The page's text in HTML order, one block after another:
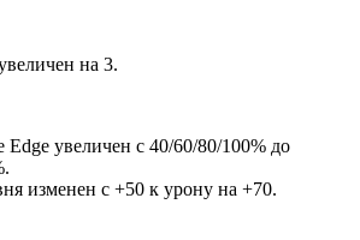
на 3.
Edge увеличен с 40/60/80/100% до
изменен с +50 к урону на +70.